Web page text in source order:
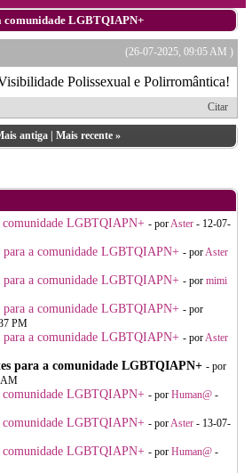
comunidade LGBTQIAPN+
(26-07-2025, 09:05 AM )
Polissexual e Polirromântica!
Citar
antiga| Mais recente»
comunidade LGBTQIAPN+ - porAster - 12-07-
para a comunidade LGBTQIAPN+ - porAster
para a comunidade LGBTQIAPN+ - por mimi
para a comunidade LGBTQIAPN+ - por
PM
para a comunidade LGBTQIAPN+ - porAster
para a comunidade LGBTQIAPN+ - por
AM
comunidade LGBTQIAPN+ - por Human@ -
comunidade LGBTQIAPN+ - porAster - 13-07-
comunidade LGBTQIAPN+ - por Human@ -